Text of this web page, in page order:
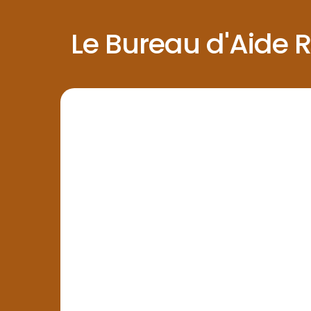
Le Bureau d'Aide